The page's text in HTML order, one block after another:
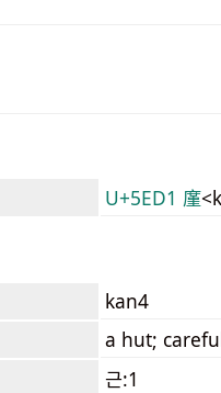
U+5ED1 廑
kan4
a hut;
근:1